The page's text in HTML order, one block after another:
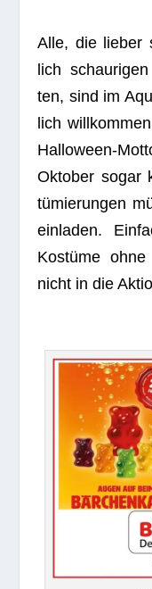
Alle, die lie­ber
lich
ten, sind im
lich
Hal­lo­ween-
Okto­ber sogar
tü­mie­run­gen
ein­la­den.
Kos­tüme
nicht in die